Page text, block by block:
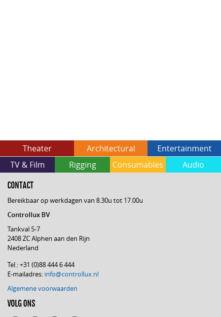
Theater Architectural
Entertainment
TV & Film
Rigging Consumables Audio
CONTACT
Bereikbaar op werkdagen van 8.30u tot 17.00u
Controllux BV
Tankval 5-7
2408 ZC Alphen aan den Rijn
Nederland
Tel.: +31 (0)88 444 6 444
E-mailadres: info@controllux.nl
Algemene voorwaarden
VOLG ONS